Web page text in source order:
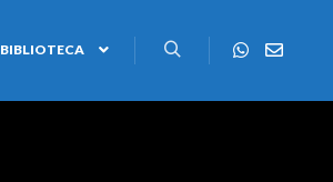
BIBLIOTECA